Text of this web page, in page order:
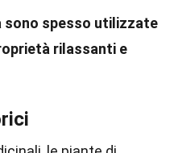
sono spesso utilizzate
rilassanti e